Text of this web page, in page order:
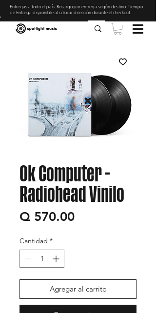
Entregas a todo el país. Recargo por entrega según destino. Tiempo
de Entrega disponible al colocar dirección durante el checkout
Ok Computer -
Radiohead Vinilo
Q 570.00Precio
Cantidad *
Agregar al carrito